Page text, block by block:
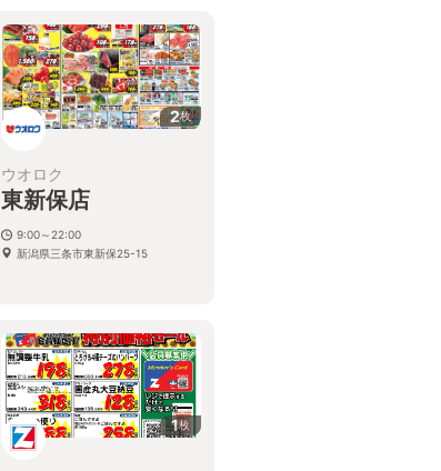
2枚
ウオロク
東新保店
9:00～22:00
新潟県三条市東新保25-15
1枚